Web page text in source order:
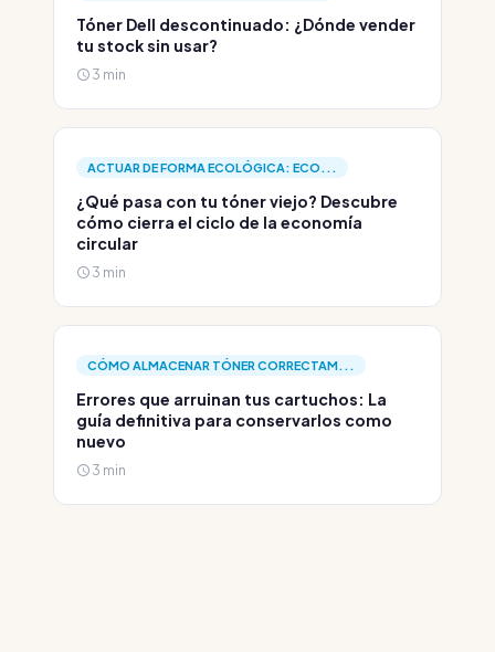
Tóner Dell descontinuado: ¿Dónde vender
tu stock sin usar?
3 min
ACTUAR DE FORMA ECOLÓGICA: ECO...
¿Qué pasa con tu tóner viejo? Descubre
cómo cierra el ciclo de la economía
circular
3 min
CÓMO ALMACENAR TÓNER CORRECTAM...
Errores que arruinan tus cartuchos: La
guía definitiva para conservarlos como
nuevo
3 min